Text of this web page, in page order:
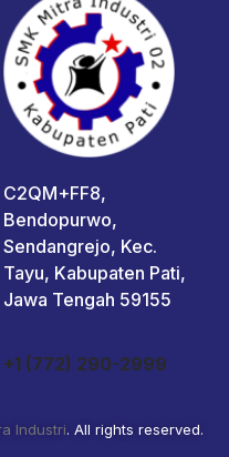
C2QM+FF8,
Bendopurwo,
Sendangrejo, Kec.
Tayu, Kabupaten Pati,
Jawa Tengah 59155
+1 (772) 290-2999
Industri. All rights reserved.